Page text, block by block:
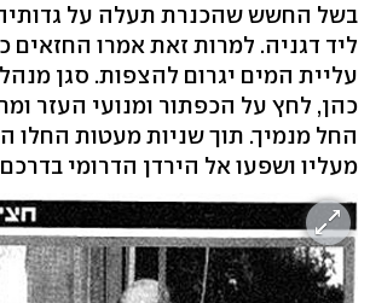
בשל החשש שהכנרת תעלה על
ליד דגניה. למרות זאת אמרו החזאים
עליית המים יגרום להצפות. סגן
כהן, לחץ על הכפתור ומנועי העזר
החל מנמיך. תוך שניות מעטות החלו
מעליו ושפעו אל הירדן הדרומי